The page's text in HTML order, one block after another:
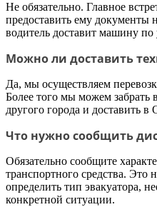
Не обязательно. Главное
предоставить ему документы
водитель доставит машину по
Можно ли доставить
Да, мы осуществляем
Более того мы можем забрать
другого города и доставить в
Что нужно сообщить
Обязательно сообщите
транспортного средства. Это
определить тип эвакуатора,
конкретной ситуации.